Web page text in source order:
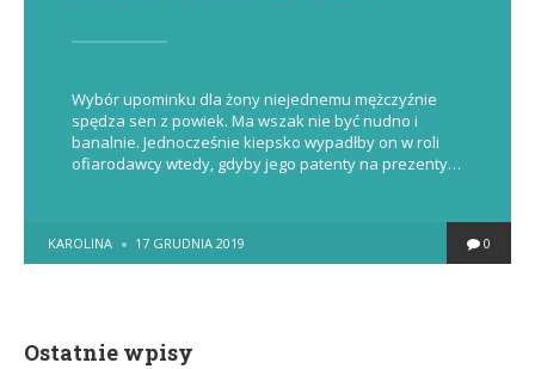
Wybór upominku dla żony niejednemu mężczyźnie
spędza sen z powiek. Ma wszak nie być nudno i
banalnie. Jednocześnie kiepsko wypadłby on w roli
ofiarodawcy wtedy, gdyby jego patenty na prezenty…
POSTED
BY
KAROLINA 17 GRUDNIA 2019 0
Ostatnie wpisy